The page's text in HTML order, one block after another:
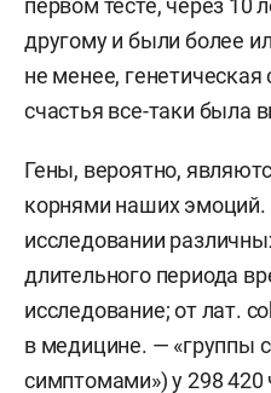
первом тесте, через 10
другому и были более
не менее,
счастья все-таки была
Гены, вероятно,
корнями наших
исследовании
длительного периода
исследование; от лат.
в медицине. — «группы
симптомами») у 298